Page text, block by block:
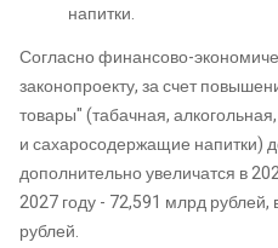
напитки.
Согласно финансово-
законопроекту, за счет
товары" (табачная,
и сахаросодержащие напитки)
дополнительно увеличатся в
2027 году - 72,591 млрд рублей,
рублей.